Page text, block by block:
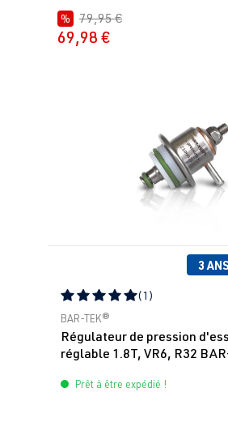
% 79,95 €
69,98 €
3
Note moyenne de 5 sur 5
(1)
BAR-TEK®
Régulateur de pression
réglable 1.8T, VR6, R32
Prêt à être expédié !